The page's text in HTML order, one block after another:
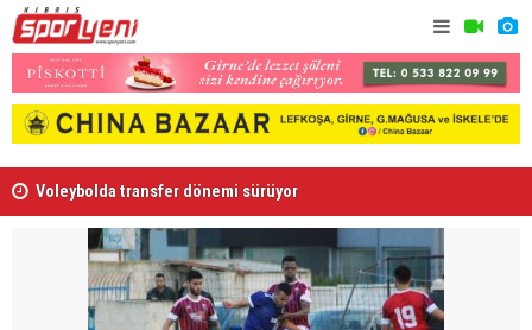
Voleybolda transfer dönemi sürüyor